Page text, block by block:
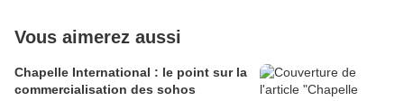
Vous aimerez aussi
Chapelle International : le point sur la
commercialisation des sohos